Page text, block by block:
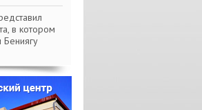
в котором
Бениягу